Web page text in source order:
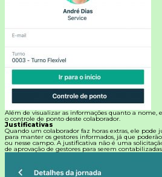
Além de visualizar as informações quanto a nome,
o controle de ponto deste colaborador.
Justificativas
Quando um colaborador faz horas extras, ele pode
para manter os gestores informados, já que
ou nesse campo. A justificativa não é uma
de aprovação de gestores para serem